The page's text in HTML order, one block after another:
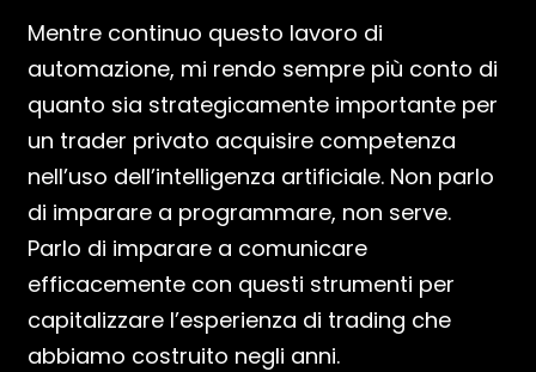
Mentre continuo questo lavoro di
automazione, mi rendo sempre più conto di
quanto sia strategicamente importante per
un trader privato acquisire competenza
nell’uso dell’intelligenza artificiale. Non parlo
di imparare a programmare, non serve.
Parlo di imparare a comunicare
efficacemente con questi strumenti per
capitalizzare l’esperienza di trading che
abbiamo costruito negli anni.